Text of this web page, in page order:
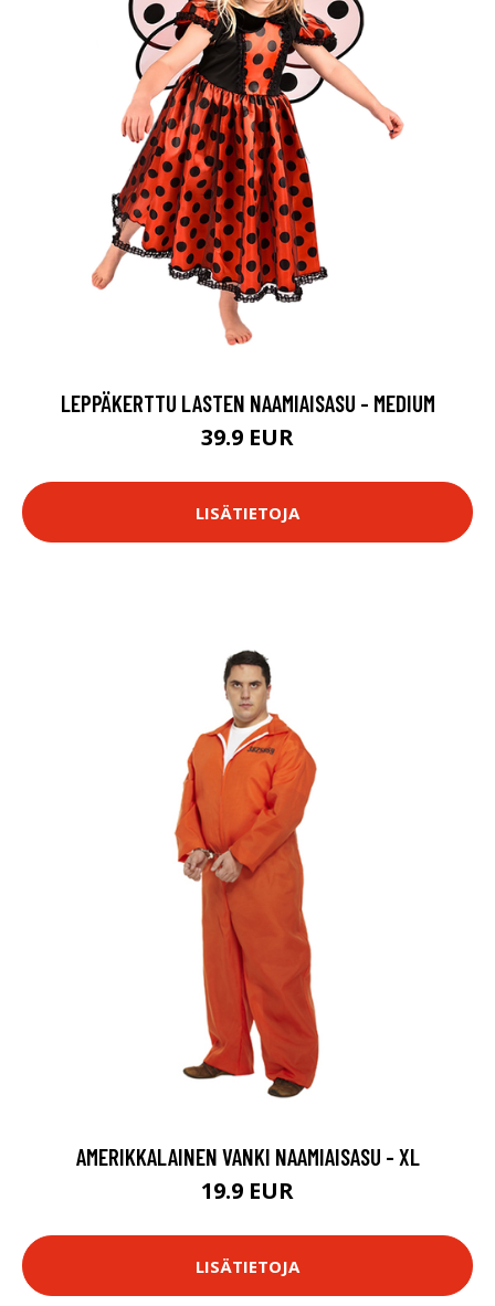
LEPPÄKERTTU LASTEN NAAMIAISASU - MEDIUM
39.9 EUR
LISÄTIETOJA
AMERIKKALAINEN VANKI NAAMIAISASU - XL
19.9 EUR
LISÄTIETOJA